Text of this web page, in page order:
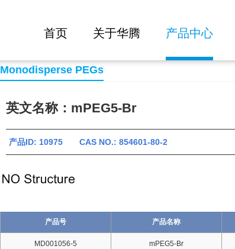
首页 关于华腾 产品中心
Monodisperse PEGs
英文名称：mPEG5-Br
产品ID: 10975 CAS NO.: 854601-80-2
产品号 产品名称
MD001056-5 mPEG5-Br